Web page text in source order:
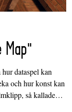
Map"
dataspel kan
och hur konst kan
så kallade…